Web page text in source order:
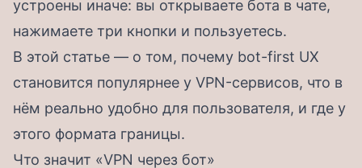
устроены иначе: вы открываете бота в чате,
нажимаете три кнопки и пользуетесь.
В этой статье — о том, почему bot-first UX
становится популярнее у VPN-сервисов, что в
нём реально удобно для пользователя, и где у
этого формата границы.
Что значит «VPN через бот»